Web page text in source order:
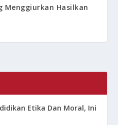
Menggiurkan Hasilkan
Etika Dan Moral, Ini